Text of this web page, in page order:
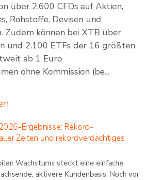
über 2.600 CFDs auf Aktien,
Rohstoffe, Devisen und
Zudem können bei XTB über
und 2.100 ETFs der 16 größten
ab 1 Euro
ohne Kommission (be...
Ergebnisse: Rekord-
Zeiten und rekordverdächtiges
Wachstums steckt eine einfache
aktivere Kundenbasis. Noch vor